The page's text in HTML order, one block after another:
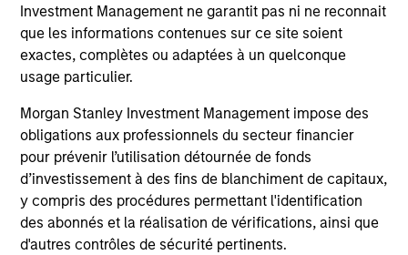
Investment Management ne garantit pas ni ne reconnait
que les informations contenues sur ce site soient
exactes, complètes ou adaptées à un quelconque
usage particulier.
Morgan Stanley Investment Management impose des
obligations aux professionnels du secteur financier
pour prévenir l’utilisation détournée de fonds
d’investissement à des fins de blanchiment de capitaux,
y compris des procédures permettant l'identification
des abonnés et la réalisation de vérifications, ainsi que
d'autres contrôles de sécurité pertinents.
3
TILT
By constructing a portfolio that closely mirrors the
characteristics of the Russell 1000 Index, and tilting it
toward potential alpha-generating factors investors have
the possibility of realizing index-like returns on an after-
fee basis.